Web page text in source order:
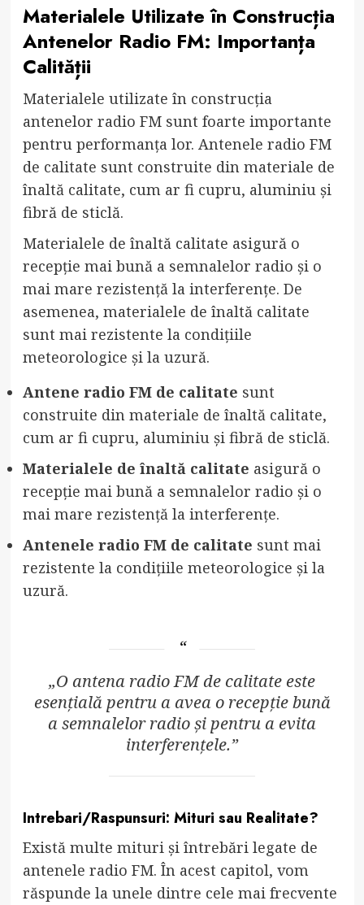
Materialele Utilizate în Construcția
Antenelor Radio FM: Importanța
Calității
Materialele utilizate în construcția
antenelor radio FM sunt foarte importante
pentru performanța lor. Antenele radio FM
de calitate sunt construite din materiale de
înaltă calitate, cum ar fi cupru, aluminiu și
fibră de sticlă.
Materialele de înaltă calitate asigură o
recepție mai bună a semnalelor radio și o
mai mare rezistență la interferențe. De
asemenea, materialele de înaltă calitate
sunt mai rezistente la condițiile
meteorologice și la uzură.
Antene radio FM de calitate sunt
construite din materiale de înaltă calitate,
cum ar fi cupru, aluminiu și fibră de sticlă.
Materialele de înaltă calitate asigură o
recepție mai bună a semnalelor radio și o
mai mare rezistență la interferențe.
Antenele radio FM de calitate sunt mai
rezistente la condițiile meteorologice și la
uzură.
„O antena radio FM de calitate este
esențială pentru a avea o recepție bună
a semnalelor radio și pentru a evita
interferențele.”
Intrebari/Raspunsuri: Mituri sau Realitate?
Există multe mituri și întrebări legate de
antenele radio FM. În acest capitol, vom
răspunde la unele dintre cele mai frecvente